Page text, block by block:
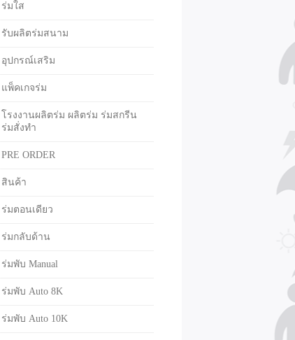
ร่มใส
รับผลิตร่มสนาม
อุปกรณ์เสริม
แพ็คเกจร่ม
โรงงานผลิตร่ม ผลิตร่ม ร่มสกรีน
ร่มสั่งทำ
PRE ORDER
สินค้า
ร่มตอนเดียว
ร่มกลับด้าน
ร่มพับ Manual
ร่มพับ Auto 8K
ร่มพับ Auto 10K